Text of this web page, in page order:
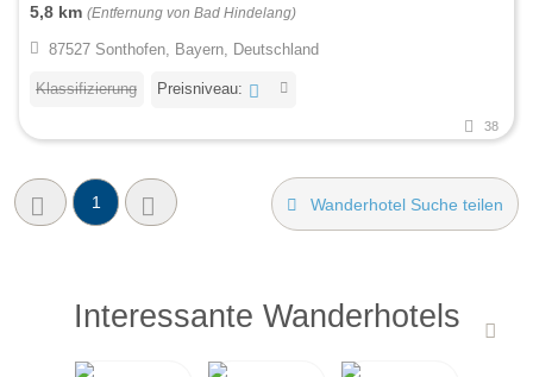
5,8 km (Entfernung von Bad Hindelang)
87527 Sonthofen, Bayern, Deutschland
Klassifizierung Preisniveau:
38
1 Wanderhotel Suche teilen
Interessante Wanderhotels